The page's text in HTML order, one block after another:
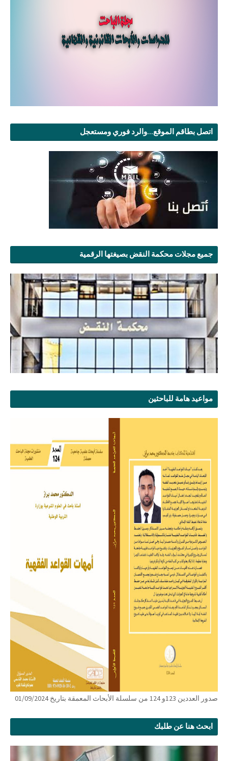
اتصل بطاقم الموقع...والرد فوري ومستعجل
جميع مجلات محكمة النقض بصيغتها الرقمية
مواعيد هامة للباحثين
صدور العددين 123و 124 من سلسلة الأبحاث المعمقة بتاريخ 01/09/2024
ابحث هنا عن طلبك